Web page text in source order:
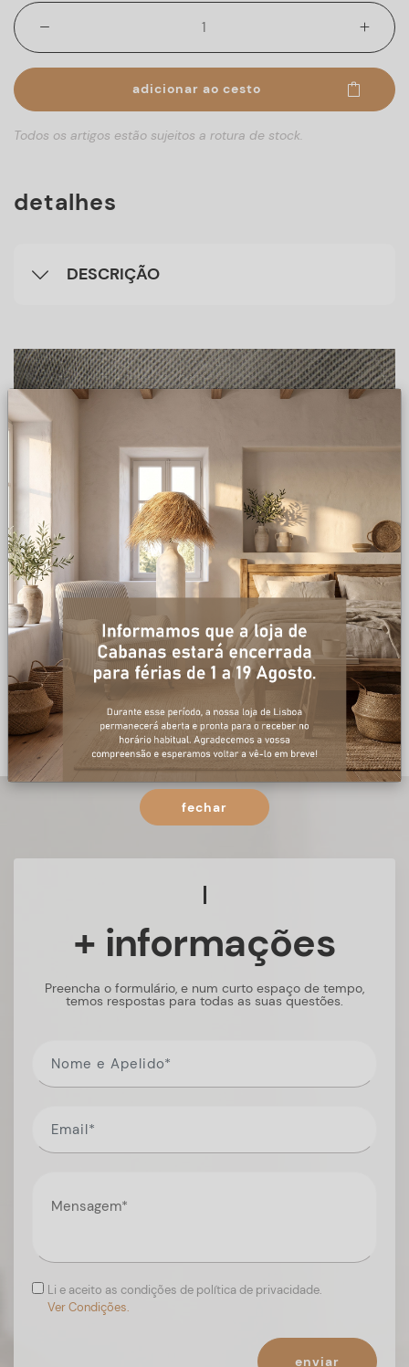
adicionar ao cesto
Todos os artigos estão sujeitos a rotura de stock.
detalhes
DESCRIÇÃO
+ informações
Preencha o formulário, e num curto espaço de tempo,
temos respostas para todas as suas questões.
Li e aceito as condições de política de privacidade.
Ver Condições.
enviar
fechar